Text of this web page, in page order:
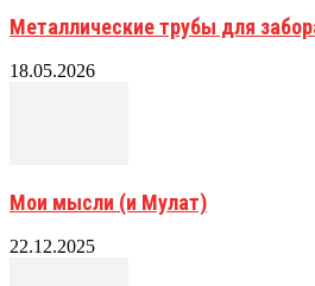
Металлические трубы для
18.05.2026
Мои мысли (и Мулат)
22.12.2025